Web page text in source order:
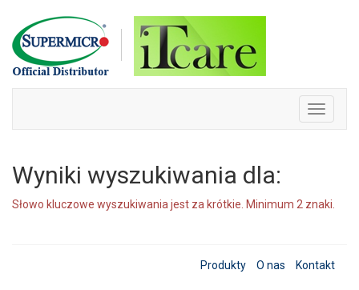
Skip
to
content
Toggle
Wyniki wyszukiwania dla:
Słowo kluczowe wyszukiwania jest za krótkie. Minimum 2 znaki.
Produkty O nas Kontakt